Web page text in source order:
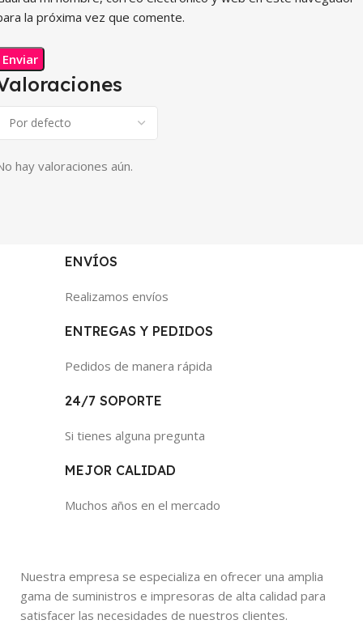
hay valoraciones aún.
la próxima vez que comente.
ENVÍOS
Realizamos envíos
ENTREGAS Y PEDIDOS
Pedidos de manera rápida
24/7 SOPORTE
Si tienes alguna pregunta
MEJOR CALIDAD
Muchos años en el mercado
Nuestra empresa se especializa en ofrecer una amplia
gama de suministros e impresoras de alta calidad para
satisfacer las necesidades de nuestros clientes.